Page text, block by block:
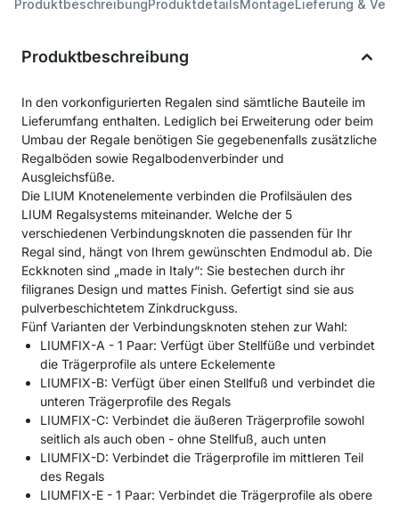
ProduktbeschreibungProduktdetailsMontageLieferung &
Produktbeschreibung
In den vorkonfigurierten Regalen sind sämtliche Bauteile im
Lieferumfang enthalten. Lediglich bei Erweiterung oder beim
Umbau der Regale benötigen Sie gegebenenfalls zusätzliche
Regalböden sowie Regalbodenverbinder und
Ausgleichsfüße.
Die LIUM Knotenelemente verbinden die Profilsäulen des
LIUM Regalsystems miteinander. Welche der 5
verschiedenen Verbindungsknoten die passenden für Ihr
Regal sind, hängt von Ihrem gewünschten Endmodul ab. Die
Eckknoten sind „made in Italy“: Sie bestechen durch ihr
filigranes Design und mattes Finish. Gefertigt sind sie aus
pulverbeschichtetem Zinkdruckguss.
Fünf Varianten der Verbindungsknoten stehen zur Wahl:
LIUMFIX-A - 1 Paar: Verfügt über Stellfüße und verbindet
die Trägerprofile als untere Eckelemente
LIUMFIX-B: Verfügt über einen Stellfuß und verbindet die
unteren Trägerprofile des Regals
LIUMFIX-C: Verbindet die äußeren Trägerprofile sowohl
seitlich als auch oben - ohne Stellfuß, auch unten
LIUMFIX-D: Verbindet die Trägerprofile im mittleren Teil
des Regals
LIUMFIX-E - 1 Paar: Verbindet die Trägerprofile als obere